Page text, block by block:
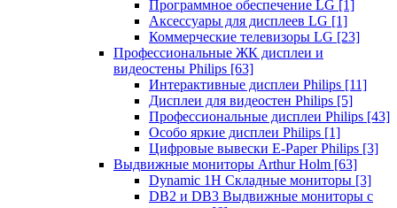
Программное обеспечение LG [1]
Аксессуары для дисплеев LG [1]
Коммерческие телевизоры LG [23]
Профессиональные ЖК дисплеи и
видеостены Philips [63]
Интерактивные дисплеи Philips [11]
Дисплеи для видеостен Philips [5]
Профессиональные дисплеи Philips [43]
Особо яркие дисплеи Philips [1]
Цифровые вывески E-Paper Philips [3]
Выдвижные мониторы Arthur Holm [63]
Dynamic 1Н Складные мониторы [3]
DB2 и DB3 Выдвижные мониторы с